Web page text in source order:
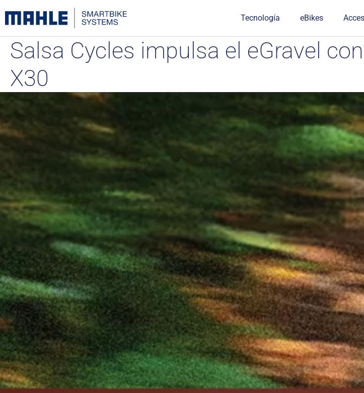
Tecnología eBikes
Salsa Cycles impulsa el eGravel
X30